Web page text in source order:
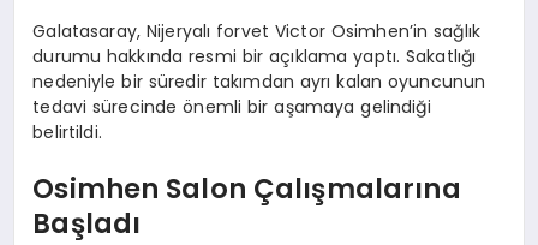
Galatasaray, Nijeryalı forvet Victor Osimhen’in sağlık
durumu hakkında resmi bir açıklama yaptı. Sakatlığı
nedeniyle bir süredir takımdan ayrı kalan oyuncunun
tedavi sürecinde önemli bir aşamaya gelindiği
belirtildi.
Osimhen Salon Çalışmalarına
Başladı